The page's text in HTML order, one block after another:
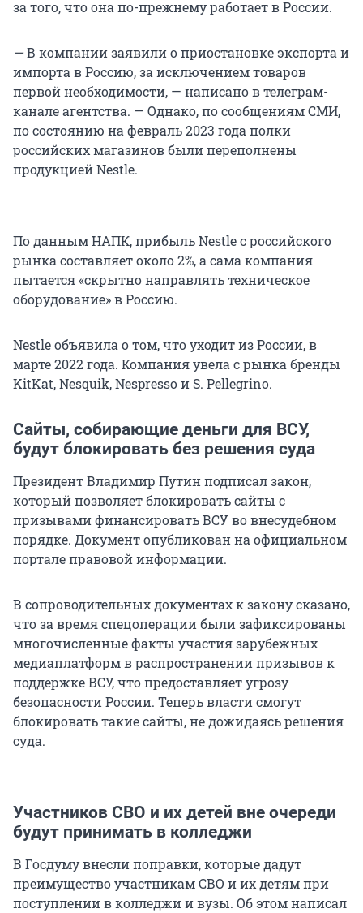
за того, что она по-прежнему работает в России.
—В компании заявили о приостановке экспорта и
импорта в Россию, за исключением товаров
первой необходимости, — написано в телеграм-
канале агентства. — Однако, по сообщениям СМИ,
по состоянию на февраль 2023 года полки
российских магазинов были переполнены
продукцией Nestle.
По данным НАПК, прибыль Nestle с российского
рынка составляет около 2%, а сама компания
пытается «скрытно направлять техническое
оборудование» в Россию.
Nestle объявила о том, что уходит из России, в
марте 2022 года. Компания увела с рынка бренды
KitKat, Nesquik, Nespresso и S. Pellegrino.
Сайты, собирающие деньги для ВСУ,
будут блокировать без решения суда
Президент Владимир Путин подписал закон,
который позволяет блокировать сайты с
призывами финансировать ВСУ во внесудебном
порядке. Документ опубликован на официальном
портале правовой информации.
В сопроводительных документах к закону сказано,
что за время спецоперации были зафиксированы
многочисленные факты участия зарубежных
медиаплатформ в распространении призывов к
поддержке ВСУ, что предоставляет угрозу
безопасности России. Теперь власти смогут
блокировать такие сайты, не дожидаясь решения
суда.
Участников СВО и их детей вне очереди
будут принимать в колледжи
В Госдуму внесли поправки, которые дадут
преимущество участникам СВО и их детям при
поступлении в колледжи и вузы. Об этом написал